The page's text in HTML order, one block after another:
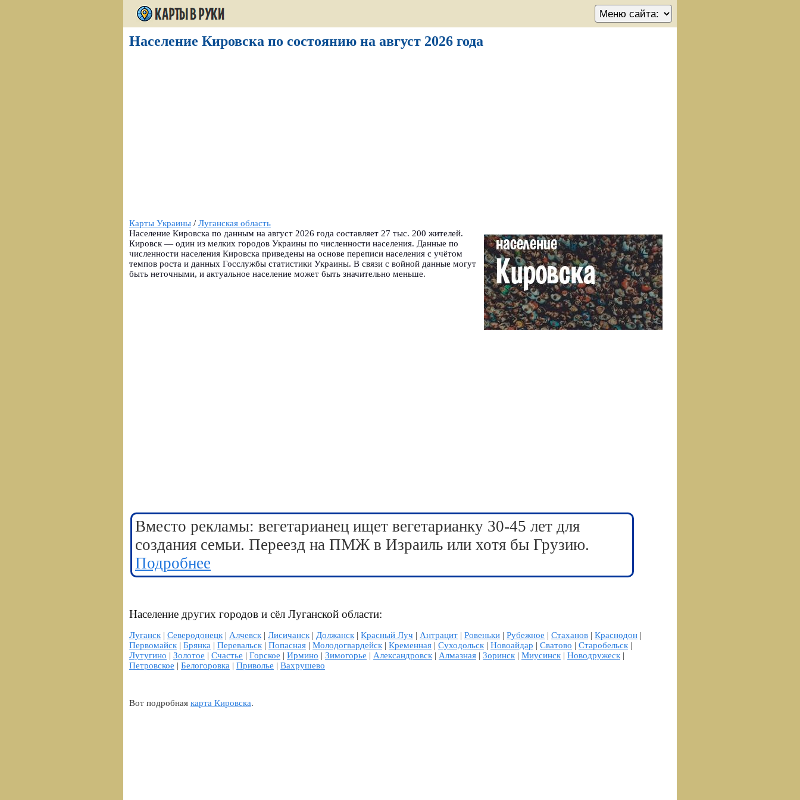
Население Кировска по состоянию на август 2026 года
Карты Украины / Луганская область
Население Кировска по данным на август 2026 года составляет 27 тыс. 200 жителей.
Кировск — один из мелких городов Украины по численности населения. Данные по
численности населения Кировска приведены на основе переписи населения с учётом
темпов роста и данных Госслужбы статистики Украины. В связи с войной данные могут
быть неточными, и актуальное население может быть значительно меньше.
Вместо рекламы: вегетарианец ищет вегетарианку 30-45 лет для
создания семьи. Переезд на ПМЖ в Израиль или хотя бы Грузию.
Подробнее
Население других городов и сёл Луганской области:
Луганск | Северодонецк | Алчевск | Лисичанск | Должанск | Красный Луч | Антрацит | Ровеньки | Рубежное | Стаханов | Краснодон |
Первомайск | Брянка | Перевальск | Попасная | Молодогвардейск | Кременная | Суходольск | Новоайдар | Сватово | Старобельск |
Лутугино | Золотое | Счастье | Горское | Ирмино | Зимогорье | Александровск | Алмазная | Зоринск | Миусинск | Новодружеск |
Петровское | Белогоровка | Приволье | Вахрушево
Вот подробная карта Кировска.